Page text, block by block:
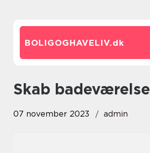
BOLIGOGHAVELIV.dk
skab badeværelse
07 november 2023 admin